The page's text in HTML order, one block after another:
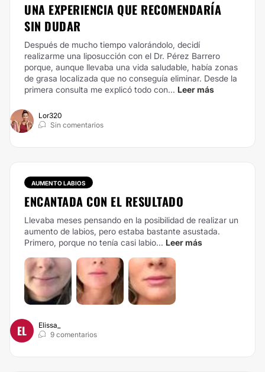
UNA EXPERIENCIA QUE RECOMENDARÍA
SIN DUDAR
Después de mucho tiempo valorándolo, decidí
realizarme una liposucción con el Dr. Pérez Barrero
porque, aunque llevaba una vida saludable, había zonas
de grasa localizada que no conseguía eliminar. Desde la
primera consulta me explicó todo con... Leer más
Lor320
Sin comentarios
AUMENTO LABIOS
ENCANTADA CON EL RESULTADO
Llevaba meses pensando en la posibilidad de realizar un
aumento de labios, pero estaba bastante asustada.
Primero, porque no tenía casi labio... Leer más
EL
Elissa_
9 comentarios